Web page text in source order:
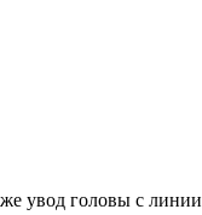
увод головы с линии